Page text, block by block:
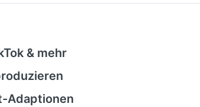
& mehr
Adaptionen